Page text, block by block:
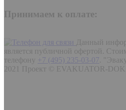
Принимаем к оплате:
Данный
является публичной офертой.
телефону
+7 (495) 235-03-07
2021 Проект © EVAKUATOR-